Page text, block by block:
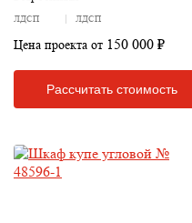
ЛДСП ЛДСП
Цена проекта от 150 000 ₽
Рассчитать стоимость